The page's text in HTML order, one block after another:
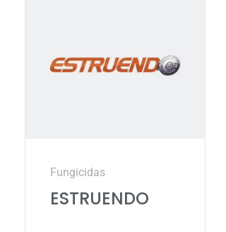
Fungicidas
ESTRUENDO